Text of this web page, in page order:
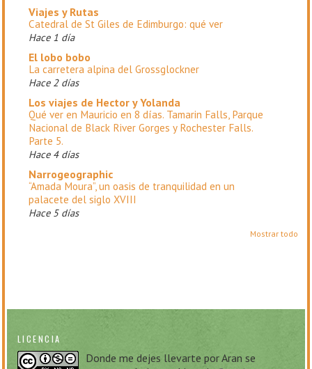
Viajes y Rutas
Catedral de St Giles de Edimburgo: qué ver
Hace 1 día
El lobo bobo
La carretera alpina del Grossglockner
Hace 2 días
Los viajes de Hector y Yolanda
Qué ver en Mauricio en 8 días. Tamarin Falls, Parque
Nacional de Black River Gorges y Rochester Falls.
Parte 5.
Hace 4 días
Narrogeographic
“Amada Moura”, un oasis de tranquilidad en un
palacete del siglo XVIII
Hace 5 días
Mostrar todo
LICENCIA
Donde me dejes llevarte porAran se